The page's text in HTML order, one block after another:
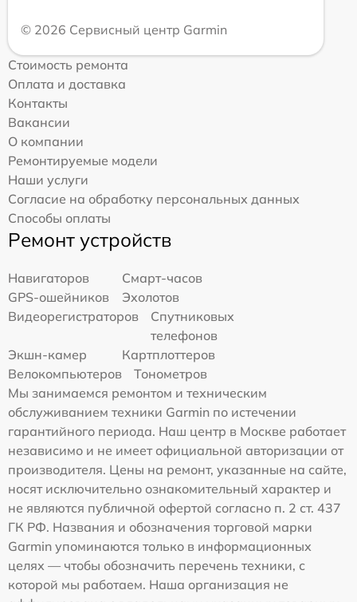
© 2026 Сервисный центр Garmin
Стоимость ремонта
Оплата и доставка
Контакты
Вакансии
О компании
Ремонтируемые модели
Наши услуги
Согласие на обработку персональных данных
Способы оплаты
Ремонт устройств
Навигаторов
Смарт-часов
GPS-ошейников
Эхолотов
Видеорегистраторов
Спутниковых
телефонов
Экшн-камер
Картплоттеров
Велокомпьютеров
Тонометров
Мы занимаемся ремонтом и техническим
обслуживанием техники Garmin по истечении
гарантийного периода. Наш центр в Москве работает
независимо и не имеет официальной авторизации от
производителя. Цены на ремонт, указанные на сайте,
носят исключительно ознакомительный характер и
не являются публичной офертой согласно п. 2 ст. 437
ГК РФ. Названия и обозначения торговой марки
Garmin упоминаются только в информационных
целях — чтобы обозначить перечень техники, с
которой мы работаем. Наша организация не